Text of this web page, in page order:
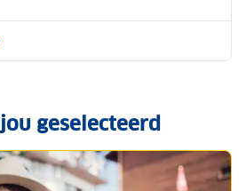
geselecteerd